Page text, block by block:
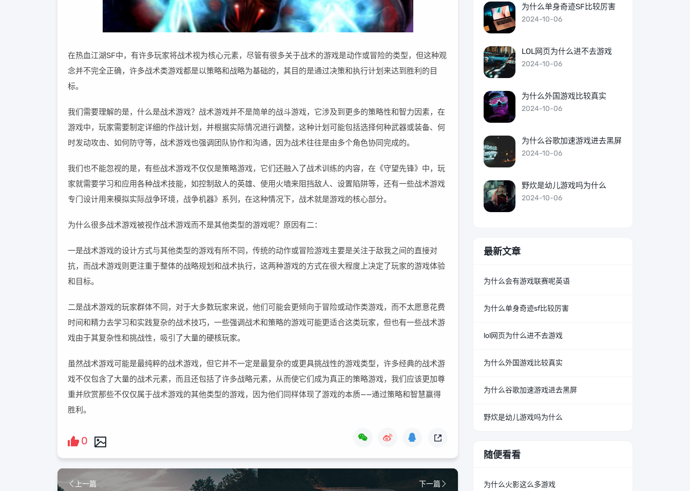
在热血江湖SF中，有许多玩家将战术视为核心元素，尽管有很多关于战术的游戏是动作或冒险的类型，但这种观
念并不完全正确，许多战术类游戏都是以策略和战略为基础的，其目的是通过决策和执行计划来达到胜利的目
标。
我们需要理解的是，什么是战术游戏？战术游戏并不是简单的战斗游戏，它涉及到更多的策略性和智力因素，在
游戏中，玩家需要制定详细的作战计划，并根据实际情况进行调整，这种计划可能包括选择何种武器或装备、何
时发动攻击、如何防守等，战术游戏也强调团队协作和沟通，因为战术往往是由多个角色协同完成的。
我们也不能忽视的是，有些战术游戏不仅仅是策略游戏，它们还融入了战术训练的内容，在《守望先锋》中，玩
家就需要学习和应用各种战术技能，如控制敌人的英雄、使用火墙来阻挡敌人、设置陷阱等，还有一些战术游戏
专门设计用来模拟实际战争环境，战争机器》系列，在这种情况下，战术就是游戏的核心部分。
为什么很多战术游戏被视作战术游戏而不是其他类型的游戏呢？原因有二：
一是战术游戏的设计方式与其他类型的游戏有所不同，传统的动作或冒险游戏主要是关注于敌我之间的直接对
抗，而战术游戏则更注重于整体的战略规划和战术执行，这两种游戏的方式在很大程度上决定了玩家的游戏体验
和目标。
二是战术游戏的玩家群体不同，对于大多数玩家来说，他们可能会更倾向于冒险或动作类游戏，而不太愿意花费
时间和精力去学习和实践复杂的战术技巧，一些强调战术和策略的游戏可能更适合这类玩家，但也有一些战术游
戏由于其复杂性和挑战性，吸引了大量的硬核玩家。
虽然战术游戏可能是最纯粹的战术游戏，但它并不一定是最复杂的或更具挑战性的游戏类型，许多经典的战术游
戏不仅包含了大量的战术元素，而且还包括了许多战略元素，从而使它们成为真正的策略游戏，我们应该更加尊
重并欣赏那些不仅仅属于战术游戏的其他类型的游戏，因为他们同样体现了游戏的本质——通过策略和智慧赢得
胜利。
0
上一篇 下一篇
为什么单身奇迹SF比较厉害
2024-10-06
LOL网页为什么进不去游戏
2024-10-06
为什么外国游戏比较真实
2024-10-06
为什么谷歌加速游戏进去黑屏
2024-10-06
野炊是幼儿游戏吗为什么
2024-10-06
最新文章
为什么会有游戏联赛呢英语
为什么单身奇迹sf比较厉害
lol网页为什么进不去游戏
为什么外国游戏比较真实
为什么谷歌加速游戏进去黑屏
野炊是幼儿游戏吗为什么
随便看看
为什么火影这么多游戏